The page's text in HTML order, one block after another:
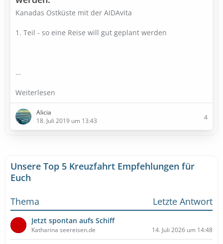
Kanadas Ostküste mit der AIDAvita
1. Teil - so eine Reise will gut geplant werden
…
Weiterlesen
Alicia
18. Juli 2019 um 13:43
4
Unsere Top 5 Kreuzfahrt Empfehlungen für
Euch
Thema
Letzte Antwort
Jetzt spontan aufs Schiff
Katharina seereisen.de 14. Juli 2026 um 14:48